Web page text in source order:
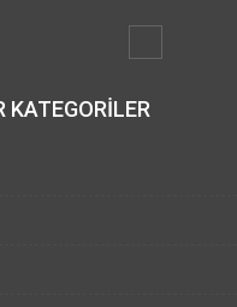
KATEGORILER